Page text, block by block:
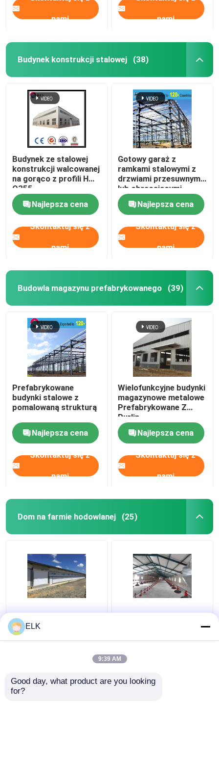
nami nami
Budynek konstrukcji stalowej (38)
Budynek ze stalowej
konstrukcji walcowanej
na gorąco z profili H
Q355
Najlepsza cena
Skontaktuj się z
nami
Gotowy garaż z
ramkami stalowymi z
drzwiami przesuwnymi
lub obracającymi
Najlepsza cena
Skontaktuj się z
nami
Budowla magazynu prefabrykowanego (39)
Prefabrykowane
budynki stalowe z
pomalowaną strukturą
Najlepsza cena
Skontaktuj się z
nami
Wielofunkcyjne budynki
magazynowe metalowe
Prefabrykowane Z
Purlin
Najlepsza cena
Skontaktuj się z
nami
Dom na farmie hodowlanej (25)
ISO Dom
gospodarstwa
hodowlanego
Skontaktuj się z
H Sekcja stalowa
Skontaktuj się z
ELK
9:39 AM
Good day, what product are you looking
for?